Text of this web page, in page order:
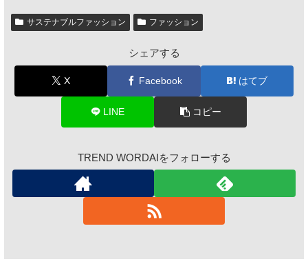
サステナブルファッション ファッション
シェアする
X Facebook はてブ
LINE コピー
TREND WORDAIをフォローする